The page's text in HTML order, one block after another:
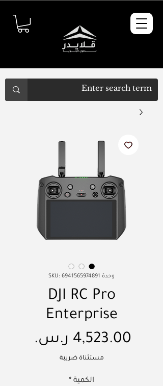
وحدة SKU: 6941565974891
DJI RC Pro
Enterprise
مستثناة ضريبة
الكمية *